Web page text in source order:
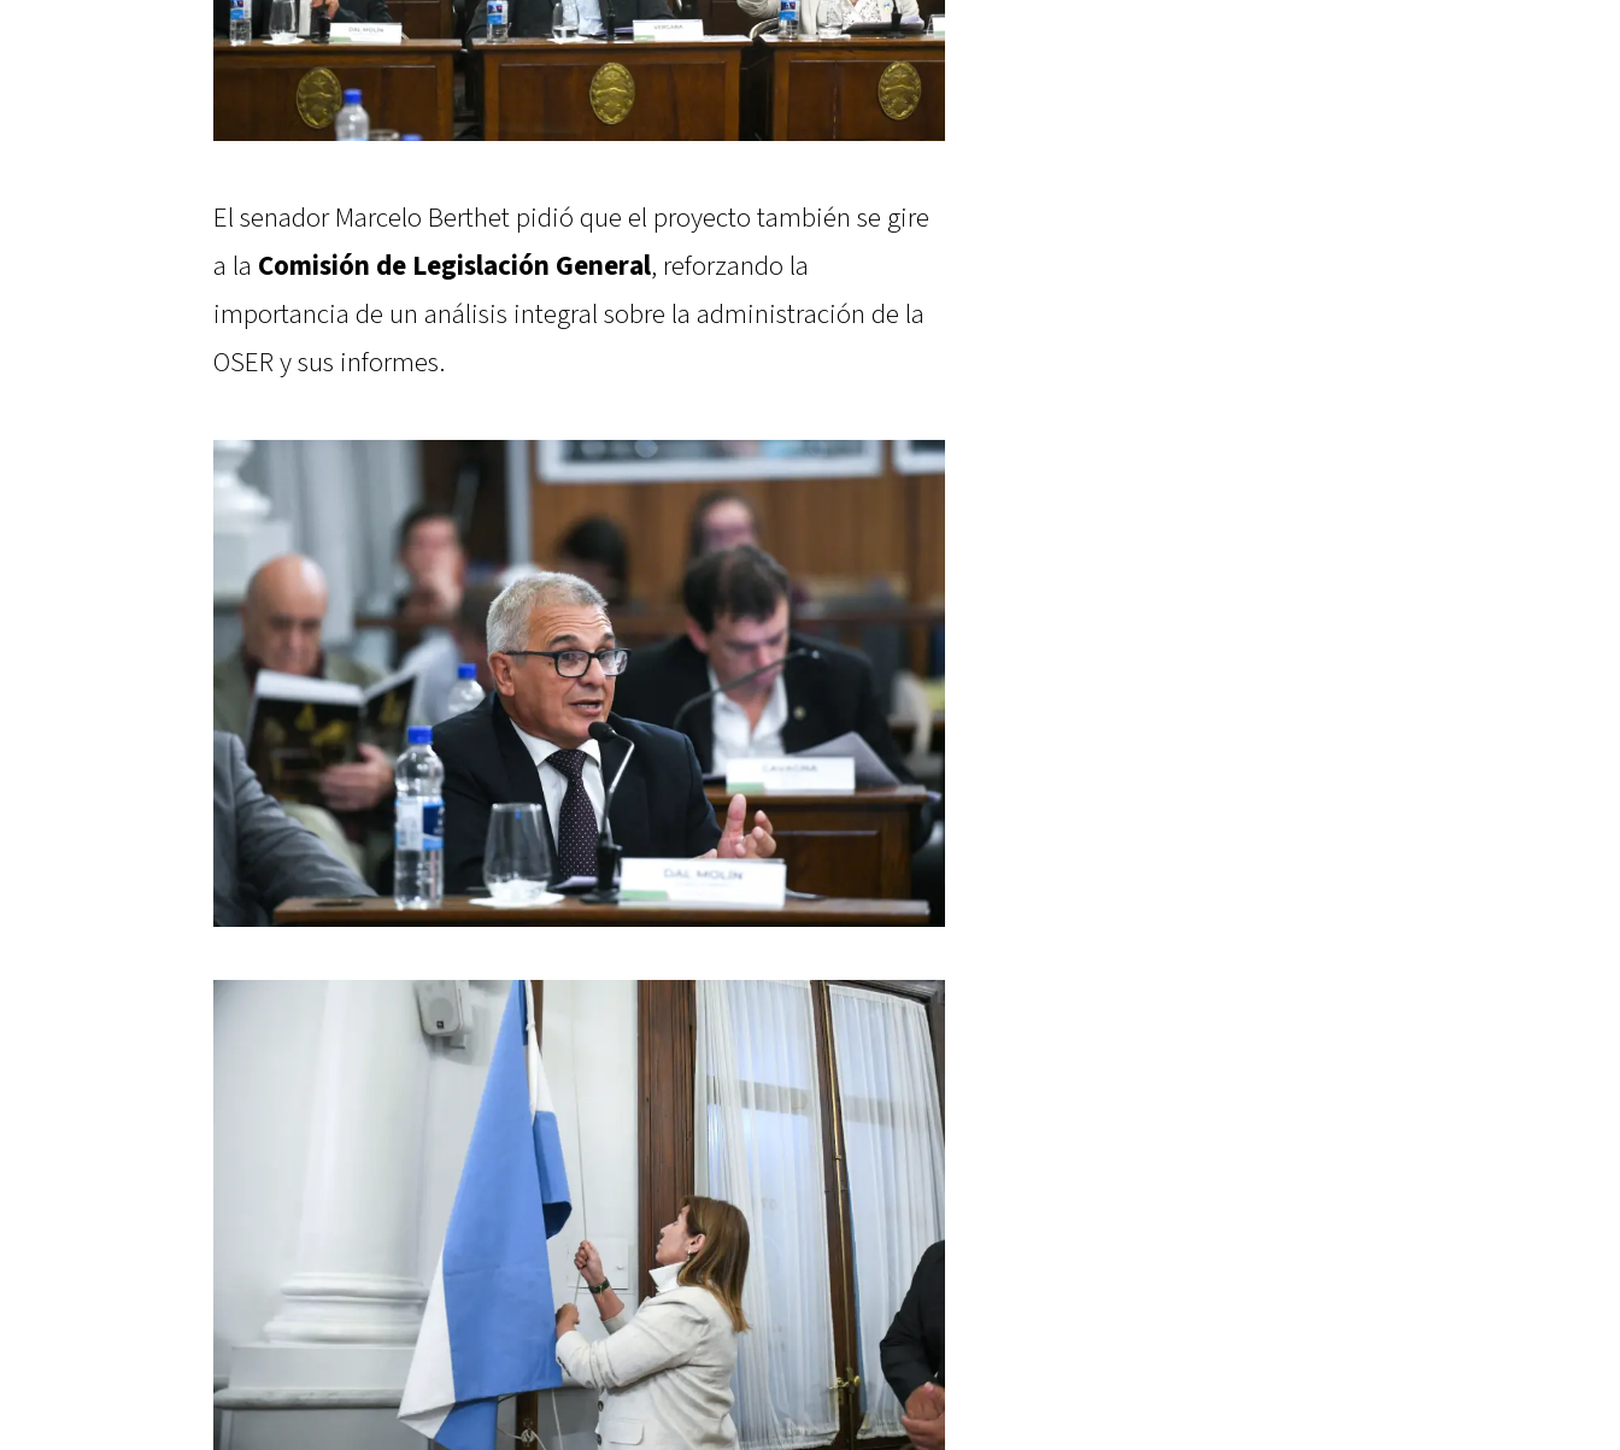
El senador Marcelo Berthet pidió que el proyecto también se gire
a la Comisión de Legislación General, reforzando la
importancia de un análisis integral sobre la administración de la
OSER y sus informes.